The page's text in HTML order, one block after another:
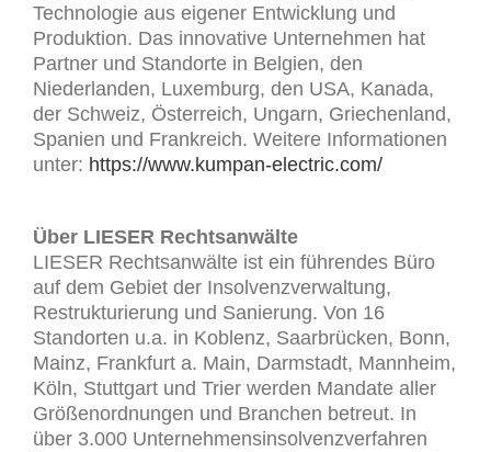
Technologie aus eigener Entwicklung und
Produktion. Das innovative Unternehmen hat
Partner und Standorte in Belgien, den
Niederlanden, Luxemburg, den USA, Kanada,
der Schweiz, Österreich, Ungarn, Griechenland,
Spanien und Frankreich. Weitere Informationen
unter: https://www.kumpan-electric.com/
Über LIESER Rechtsanwälte
LIESER Rechtsanwälte ist ein führendes Büro
auf dem Gebiet der Insolvenzverwaltung,
Restrukturierung und Sanierung. Von 16
Standorten u.a. in Koblenz, Saarbrücken, Bonn,
Mainz, Frankfurt a. Main, Darmstadt, Mannheim,
Köln, Stuttgart und Trier werden Mandate aller
Größenordnungen und Branchen betreut. In
über 3.000 Unternehmensinsolvenzverfahren